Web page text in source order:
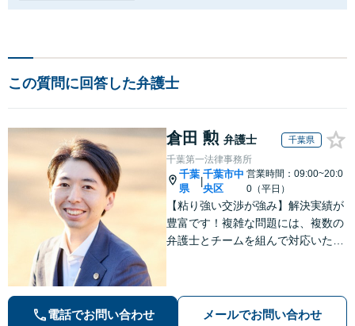
この質問に回答した弁護士
倉田 勲 弁護士 千葉県
千葉第一法律事務所
千葉
県
千葉市中
央区
営業時間：09:00~20:0
0（平日）
【粘り強い交渉が強み】解決実績が
豊富です！複雑な問題には、複数の
弁護士とチームを組んで対応いたし
気軽にご相談ください。
電話でお問い合わせ メールでお問い合わせ